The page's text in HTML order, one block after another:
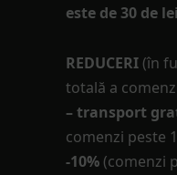
este de 30 de
REDUCERI (în
totală a
– transport
comenzi peste
-10% (comenzi